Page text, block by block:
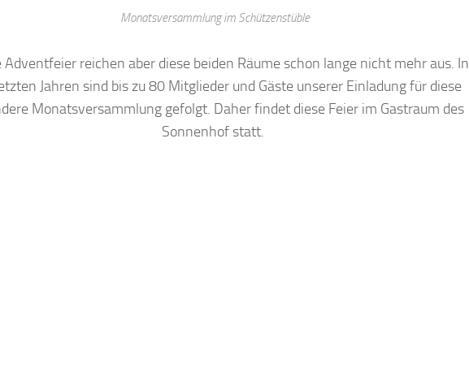
Monatsversammlung im Schützenstüble
Adventfeier reichen aber diese beiden Räume schon lange nicht mehr aus. In
Jahren sind bis zu 80 Mitglieder und Gäste unserer Einladung für diese
Monatsversammlung gefolgt. Daher findet diese Feier im Gastraum des
Sonnenhof statt.